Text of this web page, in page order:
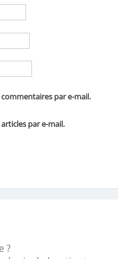
par e-mail.
par e-mail.
?